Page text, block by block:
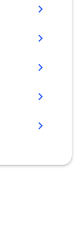
chevron_right
chevron_right
chevron_right
chevron_right
chevron_right